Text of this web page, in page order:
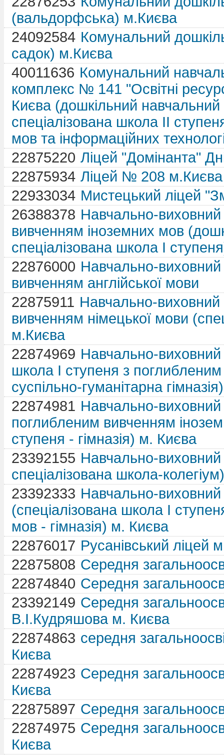
(вальдорфська) м.Києва
24092584 Комунальний
садок) м.Києва
40011636 Комунальний
комплекс № 141 "Освітні
Києва (дошкільний
спеціалізована школа ІІ
мов та інформаційних
22875220 Ліцей "Домінанта"
22875934 Ліцей № 208 м.Києва
22933034 Мистецький ліцей
26388378 Навчально-
вивченням іноземних мов
спеціалізована школа І
22876000 Навчально-
вивченням англійської мови
22875911 Навчально-
вивченням німецької мови
м.Києва
22874969 Навчально-
школа І ступеня з
суспільно-гуманітарна
22874981 Навчально-
поглибленим вивченням
ступеня - гімназія) м. Києва
23392155 Навчально-
спеціалізована школа-
23392333 Навчально-
(спеціалізована школа І
мов - гімназія) м. Києва
22876017 Русанівський ліцей
22875808 Середня
22874840 Середня
23392149 Середня
В.І.Кудряшова м. Києва
22874863 середня
Києва
22874923 Середня
Києва
22875897 Середня
22874975 Середня
Києва